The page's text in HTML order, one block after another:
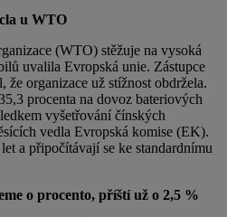
u WTO
(WTO) stěžuje na vysoká
uvalila Evropská unie. Zástupce
organizace už stížnost obdržela.
procenta na dovoz bateriových
vyšetřování čínských
vedla Evropská komise (EK).
a připočítávají se ke standardnímu
o procento, příští už o 2,5 %